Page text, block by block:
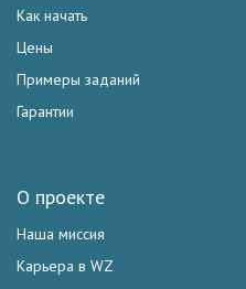
Как начать
Цены
Примеры заданий
Гарантии
О проекте
Наша миссия
Карьера в WZ